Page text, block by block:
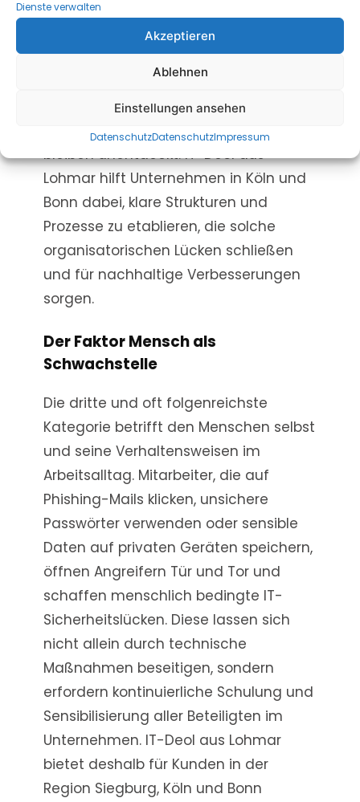
Dienste verwalten
Akzeptieren
Ablehnen
Einstellungen ansehen
DatenschutzDatenschutzImpressum
niemand in deinem Unternehmen
verbindlich für die IT-Sicherheit
zuständig ist, werden wichtige
Aufgaben wie regelmäßige Updates
oder Zugriffskontrollen schnell
vernachlässigt und Schwachstellen
bleiben unentdeckt. IT-Deol aus
Lohmar hilft Unternehmen in Köln und
Bonn dabei, klare Strukturen und
Prozesse zu etablieren, die solche
organisatorischen Lücken schließen
und für nachhaltige Verbesserungen
sorgen.
Der Faktor Mensch als
Schwachstelle
Die dritte und oft folgenreichste
Kategorie betrifft den Menschen selbst
und seine Verhaltensweisen im
Arbeitsalltag. Mitarbeiter, die auf
Phishing-Mails klicken, unsichere
Passwörter verwenden oder sensible
Daten auf privaten Geräten speichern,
öffnen Angreifern Tür und Tor und
schaffen menschlich bedingte IT-
Sicherheitslücken. Diese lassen sich
nicht allein durch technische
Maßnahmen beseitigen, sondern
erfordern kontinuierliche Schulung und
Sensibilisierung aller Beteiligten im
Unternehmen. IT-Deol aus Lohmar
bietet deshalb für Kunden in der
Region Siegburg, Köln und Bonn